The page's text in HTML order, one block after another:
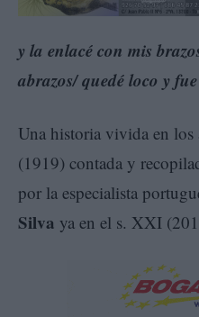
y la enlacé con mis
abrazos/ quedé loco y
Una historia vivida en
(1919) contada y
por la especialista
Silva ya en el s. XXI